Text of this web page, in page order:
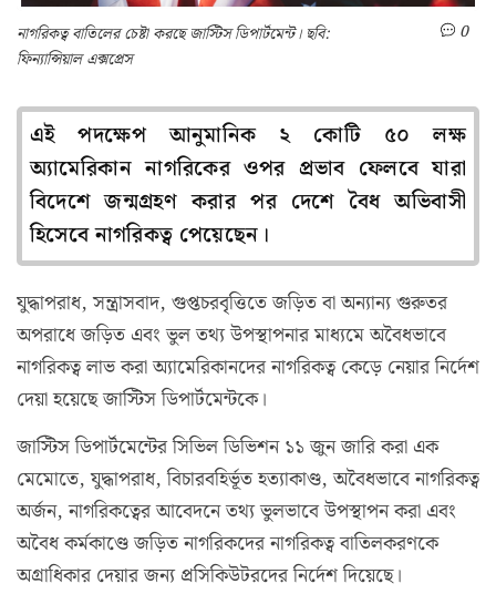
নাগরিকত্ব বাতিলের চেষ্টা করছে জাস্টিস ডিপার্টমেন্ট। ছবি:
ফিন্যান্সিয়াল এক্সপ্রেস
0
এই পদক্ষেপ আনুমানিক ২ কোটি ৫০ লক্ষ
অ্যামেরিকান নাগরিকের ওপর প্রভাব ফেলবে যারা
বিদেশে জন্মগ্রহণ করার পর দেশে বৈধ অভিবাসী
হিসেবে নাগরিকত্ব পেয়েছেন।
যুদ্ধাপরাধ, সন্ত্রাসবাদ, গুপ্তচরবৃত্তিতে জড়িত বা অন্যান্য গুরুতর
অপরাধে জড়িত এবং ভুল তথ্য উপস্থাপনার মাধ্যমে অবৈধভাবে
নাগরিকত্ব লাভ করা অ্যামেরিকানদের নাগরিকত্ব কেড়ে নেয়ার নির্দেশ
দেয়া হয়েছে জাস্টিস ডিপার্টমেন্টকে।
জাস্টিস ডিপার্টমেন্টের সিভিল ডিভিশন ১১ জুন জারি করা এক
মেমোতে, যুদ্ধাপরাধ, বিচারবহির্ভূত হত্যাকাণ্ড, অবৈধভাবে নাগরিকত্ব
অর্জন, নাগরিকত্বের আবেদনে তথ্য ভুলভাবে উপস্থাপন করা এবং
অবৈধ কর্মকাণ্ডে জড়িত নাগরিকদের নাগরিকত্ব বাতিলকরণকে
অগ্রাধিকার দেয়ার জন্য প্রসিকিউটরদের নির্দেশ দিয়েছে।